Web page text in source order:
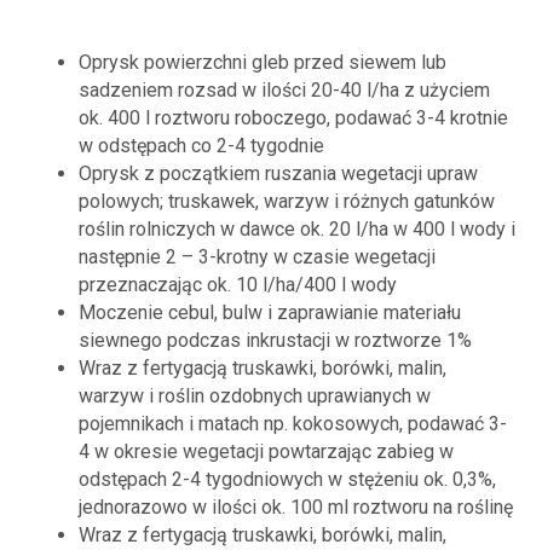
Oprysk powierzchni gleb przed siewem lub
sadzeniem rozsad w ilości 20-40 l/ha z użyciem
ok. 400 l roztworu roboczego, podawać 3-4 krotnie
w odstępach co 2-4 tygodnie
Oprysk z początkiem ruszania wegetacji upraw
polowych; truskawek, warzyw i różnych gatunków
roślin rolniczych w dawce ok. 20 l/ha w 400 l wody i
następnie 2 – 3-krotny w czasie wegetacji
przeznaczając ok. 10 l/ha/400 l wody
Moczenie cebul, bulw i zaprawianie materiału
siewnego podczas inkrustacji w roztworze 1%
Wraz z fertygacją truskawki, borówki, malin,
warzyw i roślin ozdobnych uprawianych w
pojemnikach i matach np. kokosowych, podawać 3-
4 w okresie wegetacji powtarzając zabieg w
odstępach 2-4 tygodniowych w stężeniu ok. 0,3%,
jednorazowo w ilości ok. 100 ml roztworu na roślinę
Wraz z fertygacją truskawki, borówki, malin,